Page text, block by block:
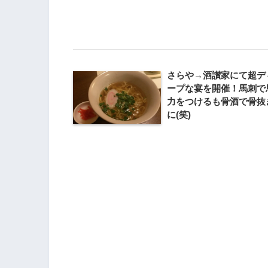
さらや→酒讃家にて超デ
ープな宴を開催！馬刺で
力をつけるも骨酒で骨抜
に(笑)